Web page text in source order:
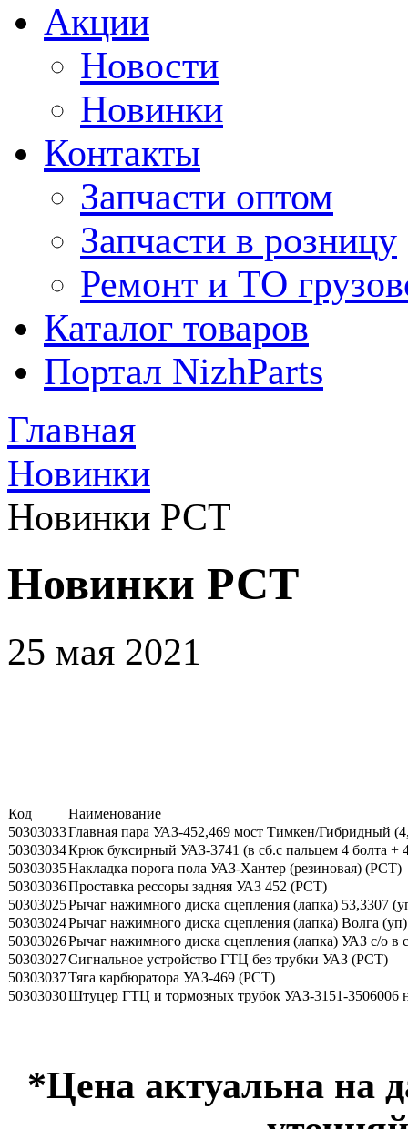
Акции
Новости
Новинки
Контакты
Запчасти оптом
Запчасти в розницу
Ремонт и ТО
Каталог товаров
Портал NizhParts
Главная
Новинки
Новинки РСТ
Новинки РСТ
25 мая 2021
Код
Наименование
50303033Главная пара УАЗ-452,469 мост Тимкен/Гибридный
50303034Крюк буксирный УАЗ-3741 (в сб.с пальцем 4 болта +
50303035Накладка порога пола УАЗ-Хантер (резиновая) (РСТ)
50303036Проставка рессоры задняя УАЗ 452 (РСТ)
50303025Рычаг нажимного диска сцепления (лапка) 53,3307
50303024Рычаг нажимного диска сцепления (лапка) Волга
50303026Рычаг нажимного диска сцепления (лапка) УАЗ с/о в
50303027Сигнальное устройство ГТЦ без трубки УАЗ (РСТ)
50303037Тяга карбюратора УАЗ-469 (РСТ)
50303030Штуцер ГТЦ и тормозных трубок УАЗ-3151-3506006
*Цена актуальна на